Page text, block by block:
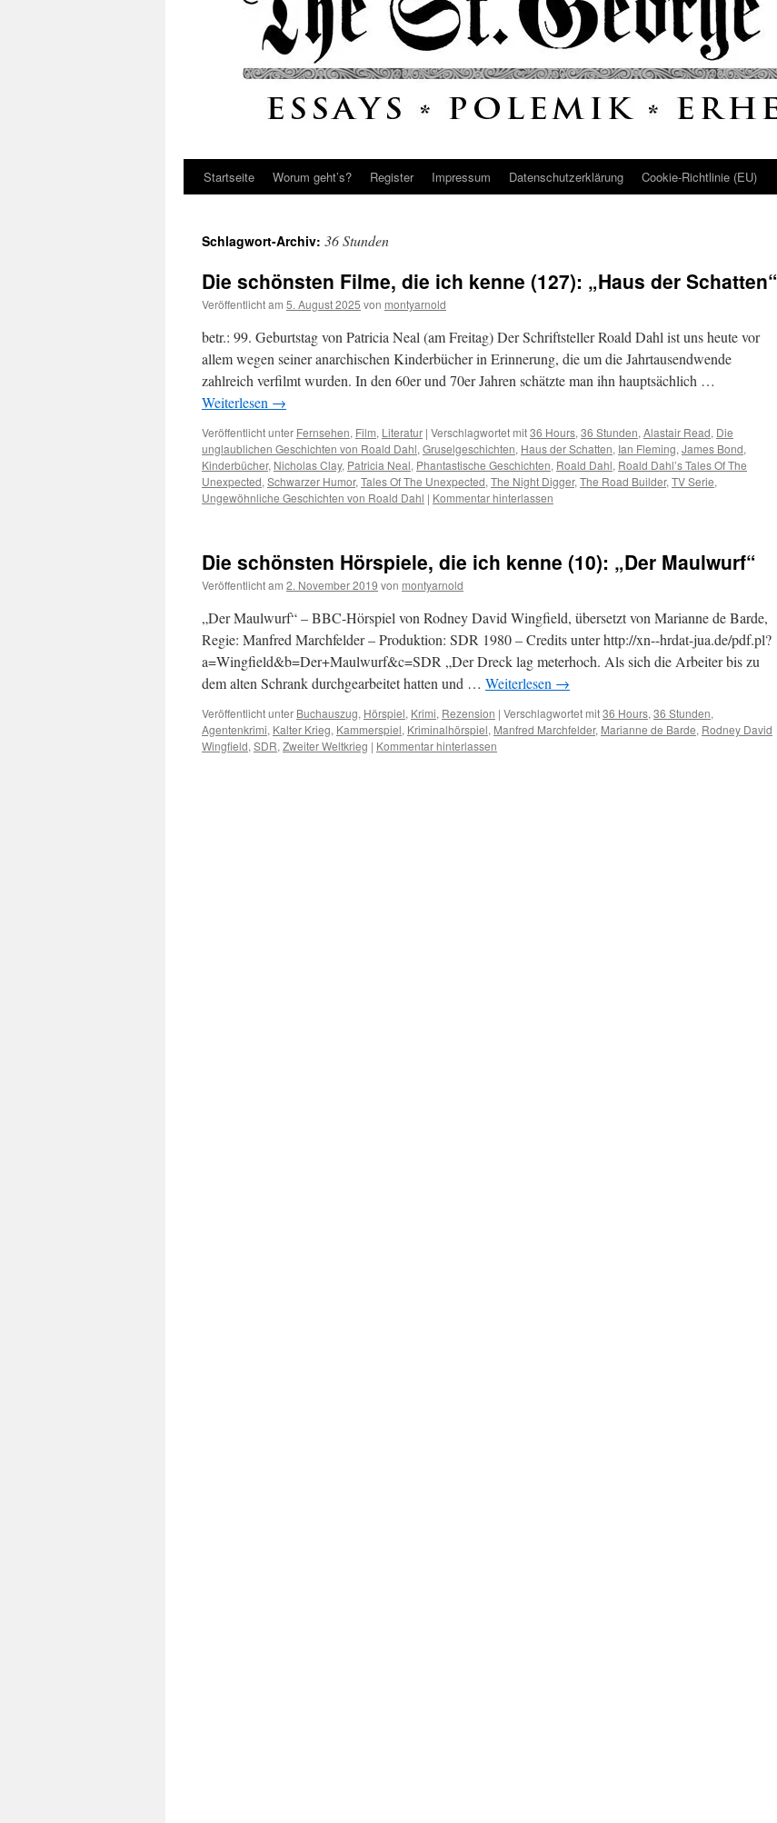
Startseite Worum geht’s? Register Impressum Datenschutz­erklärung Cookie-Richtlinie (EU)
Schlagwort-Archiv: 36 Stunden
Die schönsten Filme, die ich kenne (127): „Haus der Schatten“
Veröffentlicht am 5. August 2025 von montyarnold
betr.: 99. Geburtstag von Patricia Neal (am Freitag) Der Schriftsteller Roald Dahl ist uns heute vor
allem wegen seiner anarchischen Kinderbücher in Erinnerung, die um die Jahrtausendwende
zahlreich verfilmt wurden. In den 60er und 70er Jahren schätzte man ihn hauptsächlich …
Weiterlesen →
Veröffentlicht unter Fernsehen, Film, Literatur | Verschlagwortet mit36 Hours, 36 Stunden, Alastair Read, Die
unglaublichen Geschichten von Roald Dahl, Gruselgeschichten, Haus der Schatten, Ian Fleming, James Bond,
Kinderbücher, Nicholas Clay, Patricia Neal, Phantastische Geschichten, Roald Dahl, Roald Dahl’s Tales Of The
Unexpected, Schwarzer Humor, Tales Of The Unexpected, The Night Digger, The Road Builder, TV Serie,
Ungewöhnliche Geschichten von Roald Dahl | Kommentar hinterlassen
Die schönsten Hörspiele, die ich kenne (10): „Der Maulwurf“
Veröffentlicht am 2. November 2019 von montyarnold
„Der Maulwurf“ – BBC-Hörspiel von Rodney David Wingfield, übersetzt von Marianne de Barde,
Regie: Manfred Marchfelder – Produktion: SDR 1980 – Credits unter http://xn--hrdat-jua.de/pdf.pl?
a=Wingfield&b=Der+Maulwurf&c=SDR „Der Dreck lag meterhoch. Als sich die Arbeiter bis zu
dem alten Schrank durchgearbeitet hatten und … Weiterlesen →
Veröffentlicht unter Buchauszug, Hörspiel, Krimi, Rezension | Verschlagwortet mit36 Hours, 36 Stunden,
Agentenkrimi, Kalter Krieg, Kammerspiel, Kriminalhörspiel, Manfred Marchfelder, Marianne de Barde, Rodney David
Wingfield, SDR, Zweiter Weltkrieg | Kommentar hinterlassen